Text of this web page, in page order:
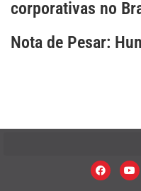
corporativas no
Nota de Pesar: